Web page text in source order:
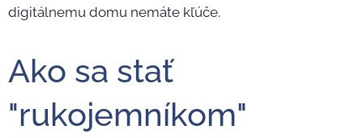
digitálnemu domu nemáte kľúče.
Ako sa stať
"rukojemníkom"